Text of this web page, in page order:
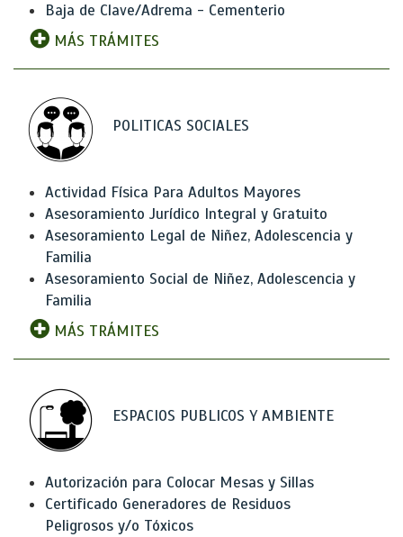
Baja de Clave/Adrema - Cementerio
MÁS TRÁMITES
POLITICAS SOCIALES
Actividad Física Para Adultos Mayores
Asesoramiento Jurídico Integral y Gratuito
Asesoramiento Legal de Niñez, Adolescencia y
Familia
Asesoramiento Social de Niñez, Adolescencia y
Familia
MÁS TRÁMITES
ESPACIOS PUBLICOS Y AMBIENTE
Autorización para Colocar Mesas y Sillas
Certificado Generadores de Residuos
Peligrosos y/o Tóxicos